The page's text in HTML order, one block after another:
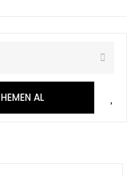
HEMEN AL